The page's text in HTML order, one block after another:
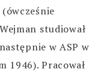
studiował
w ASP w
1946). Pracował